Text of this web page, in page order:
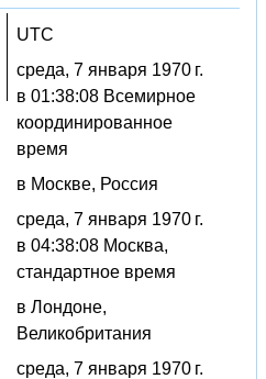
UTC
среда, 7 января 1970 г.
в 01:38:08 Всемирное
координированное
время
в Москве, Россия
среда, 7 января 1970 г.
в 04:38:08 Москва,
стандартное время
в Лондоне,
Великобритания
среда, 7 января 1970 г.